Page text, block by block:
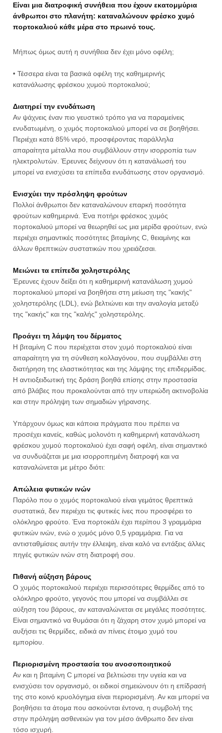
Είναι μια διατροφική συνήθεια που έχουν εκατομμύρια
άνθρωποι στο πλανήτη: καταναλώνουν φρέσκο χυμό
πορτοκαλιού κάθε μέρα στο πρωινό τους.
Μήπως όμως αυτή η συνήθεια δεν έχει μόνο οφέλη;
• Τέσσερα είναι τα βασικά οφέλη της καθημερινής
κατανάλωσης φρέσκου χυμού πορτοκαλιού;
Διατηρεί την ενυδάτωση
Αν ψάχνεις έναν πιο γευστικό τρόπο για να παραμείνεις
ενυδατωμένη, ο χυμός πορτοκαλιού μπορεί να σε βοηθήσει.
Περιέχει κατά 85% νερό, προσφέροντας παράλληλα
απαραίτητα μέταλλα που συμβάλλουν στην ισορροπία των
ηλεκτρολυτών. Έρευνες δείχνουν ότι η κατανάλωσή του
μπορεί να ενισχύσει τα επίπεδα ενυδάτωσης στον οργανισμό.
Ενισχύει την πρόσληψη φρούτων
Πολλοί άνθρωποι δεν καταναλώνουν επαρκή ποσότητα
φρούτων καθημερινά. Ένα ποτήρι φρέσκος χυμός
πορτοκαλιού μπορεί να θεωρηθεί ως μια μερίδα φρούτων, ενώ
περιέχει σημαντικές ποσότητες βιταμίνης C, θειαμίνης και
άλλων θρεπτικών συστατικών που χρειάζεσαι.
Μειώνει τα επίπεδα χοληστερόλης
Έρευνες έχουν δείξει ότι η καθημερινή κατανάλωση χυμού
πορτοκαλιού μπορεί να βοηθήσει στη μείωση της "κακής"
χοληστερόλης (LDL), ενώ βελτιώνει και την αναλογία μεταξύ
της "κακής" και της "καλής" χοληστερόλης.
Προάγει τη λάμψη του δέρματος
Η βιταμίνη C που περιέχεται στον χυμό πορτοκαλιού είναι
απαραίτητη για τη σύνθεση κολλαγόνου, που συμβάλλει στη
διατήρηση της ελαστικότητας και της λάμψης της επιδερμίδας.
Η αντιοξειδωτική της δράση βοηθά επίσης στην προστασία
από βλάβες που προκαλούνται από την υπεριώδη ακτινοβολία
και στην πρόληψη των σημαδιών γήρανσης.
Υπάρχουν όμως και κάποια πράγματα που πρέπει να
προσέχει κανείς, καθώς μολονότι η καθημερινή κατανάλωση
φρέσκου χυμού πορτοκαλιού έχει σαφή οφέλη, είναι σημαντικό
να συνδυάζεται με μια ισορροπημένη διατροφή και να
καταναλώνεται με μέτρο διότι:
Απώλεια φυτικών ινών
Παρόλο που ο χυμός πορτοκαλιού είναι γεμάτος θρεπτικά
συστατικά, δεν περιέχει τις φυτικές ίνες που προσφέρει το
ολόκληρο φρούτο. Ένα πορτοκάλι έχει περίπου 3 γραμμάρια
φυτικών ινών, ενώ ο χυμός μόνο 0,5 γραμμάρια. Για να
αντισταθμίσεις αυτήν την έλλειψη, είναι καλό να εντάξεις άλλες
πηγές φυτικών ινών στη διατροφή σου.
Πιθανή αύξηση βάρους
Ο χυμός πορτοκαλιού περιέχει περισσότερες θερμίδες από το
ολόκληρο φρούτο, γεγονός που μπορεί να συμβάλλει σε
αύξηση του βάρους, αν καταναλώνεται σε μεγάλες ποσότητες.
Είναι σημαντικό να θυμάσαι ότι η ζάχαρη στον χυμό μπορεί να
αυξήσει τις θερμίδες, ειδικά αν πίνεις έτοιμο χυμό του
εμπορίου.
Περιορισμένη προστασία του ανοσοποιητικού
Αν και η βιταμίνη C μπορεί να βελτιώσει την υγεία και να
ενισχύσει τον οργανισμό, οι ειδικοί σημειώνουν ότι η επίδρασή
της στο κοινό κρυολόγημα είναι περιορισμένη. Αν και μπορεί να
βοηθήσει τα άτομα που ασκούνται έντονα, η συμβολή της
στην πρόληψη ασθενειών για τον μέσο άνθρωπο δεν είναι
τόσο ισχυρή.